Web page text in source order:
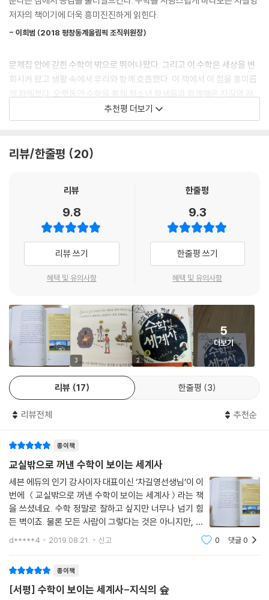
가까움을 표현하기 위해 천장의 평행선들이 한 점에서 만나도록 그리는데,
이 점을 ‘소실점’이라 부른다. [최후의 만찬]에서는 예수님의 이마 부근이
소실점이다.
의 이야기를 담고 있다. 수학이 그들의 삶에서 어떻게 사용되었는지 당시
서는 우리가 익히 사용하고 있는 수학의 수와 단위 등이 어떻게 만들어졌
[공간을 알다]에서는 한붓그리기, 미로 등과 같은 간단한 놀이에서 발견할
수 있는 수학 이야기와 사막 위에 펼쳐진 거대한 미스터리인 나스카 평원
의 그림을 어떻게 그렸는지 알 수 있다.
저자의 책이기에 더욱 흥미진진하게 읽힌다.
- 이희범 (2018 평창동계올림픽 조직위원장)
문제집 안에 갇힌 수학이 밖으로 뛰어나왔다. 그리고 이 수학은 세상을 변
화시켜 왔고 생활 속에서 우리와 함께 호흡했다. 이 책에서 이 점을 흥미롭
게 파헤쳤다. 오랫동안 수학을 통해 청소년 학생들과 함께해온 차길영 저
자의 경험이 이 책 구석구석에 녹아 있다. 차길영 저자이기에 가능한 일이
다.
수학의 새로운 모습이 이 책에서 드러난다. 이 책은 수학 공부를 왜 하는지
킬 것이라는 믿음을 줄 것이다.
- 박형주 (아주대학교 총장, 전 국제수학연맹 집행위원)
추천평 더보기
리뷰/한줄평 20
리뷰
9.8
리뷰 쓰기
혜택 및 유의사항
한줄평
9.3
한줄평 쓰기
혜택 및 유의사항
3 2
5
더보기
리뷰 17 한줄평 3
리뷰전체 추천순
종이책
교실밖으로 꺼낸 수학이 보이는 세계사
세븐 에듀의 인기 강사이자 대표이신 ‘차길영선생님’이 이
번에 ＜교실밖으로 꺼낸 수학이 보이는 세계사＞라는 책
을 쓰셨네요. 수학 정말로 잘하고 싶지만 너무나 넘기 힘
든 벽이죠. 물론 모든 사람이 그렇다는 것은 아니지만, 정
말 학년이 올라갈수록 어려웠던 과목이었어요. 이번 책은
d*****4 2019.08.21. 신고 0 댓글0
종이책
[서평] 수학이 보이는 세계사-지식의 슢